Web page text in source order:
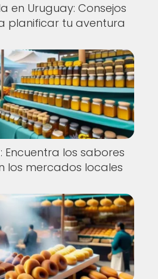
en Uruguay: Consejos
planificar tu aventura
Encuentra los sabores
los mercados locales